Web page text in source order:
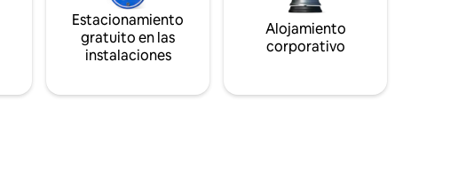
Estacionamiento
gratuito en las
instalaciones
Alojamiento
corporativo